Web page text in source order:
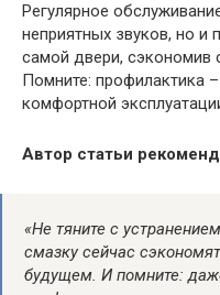
Регулярное
неприятных звуков, но и
самой двери, сэкономив
Помните: профилактика
комфортной
Автор статьи
«Не тяните с
смазку сейчас
будущем. И помните: